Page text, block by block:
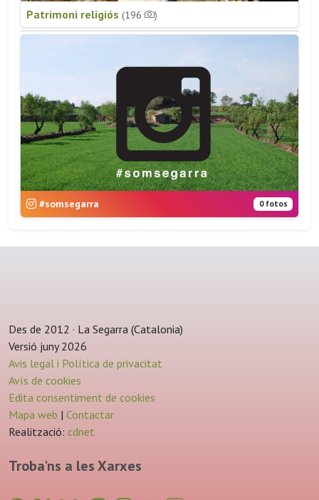
Patrimoni religiós (196 )
#somsegarra 0 fotos
Des de 2012 · La Segarra (Catalonia)
Versió juny 2026
Avis legal i Política de privacitat
Avís de cookies
Edita consentiment de cookies
Mapa web | Contactar
Realització: cdnet
Troba'ns a les Xarxes